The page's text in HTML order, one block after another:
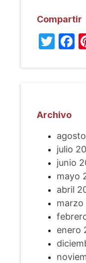
Compartir
Archivo
julio
junio
mayo
abril
marzo
enero